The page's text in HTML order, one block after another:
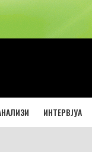
ИНТЕРВЈУА